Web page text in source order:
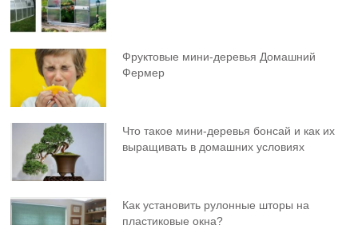
Фруктовыe мини-деревья Домашний
Фермер
Что такое мини-деревья бонсай и как их
выращивать в домашних условиях
Как установить рулонные шторы на
пластиковые окна?